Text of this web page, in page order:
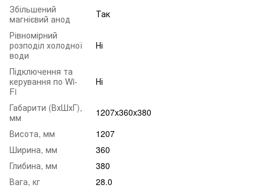
Збільшений
магнієвий анод
Так
Рівномірний
розподіл холодної
води
Ні
Підключення та
керування по Wi-
Fi
Ні
Габарити (ВхШхГ),
мм
1207x360x380
Висота, мм
1207
Ширина, мм
360
Глибина, мм
380
Вага, кг
28.0